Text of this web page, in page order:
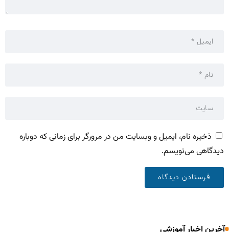
ذخیره نام، ایمیل و وبسایت من در مرورگر برای زمانی که دوباره
دیدگاهی می‌نویسم.